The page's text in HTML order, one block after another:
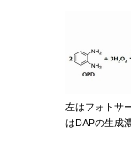
左はフォトサ
はDAPの生成